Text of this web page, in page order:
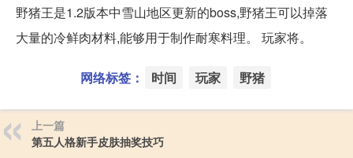
野猪王是1.2版本中雪山地区更新的boss,野猪王可以掉落
大量的冷鲜肉材料,能够用于制作耐寒料理。 玩家将。
网络标签： 时间 玩家 野猪
上一篇
第五人格新手皮肤抽奖技巧